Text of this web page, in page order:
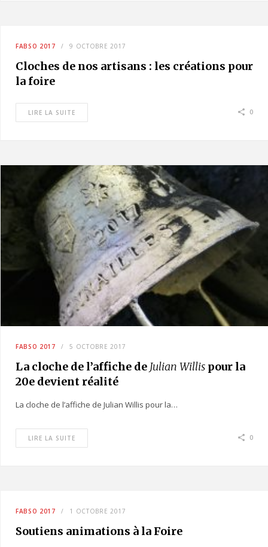
FABSO 2017 9 OCTOBRE 2017
Cloches de nos artisans : les créations pour
la foire
LIRE LA SUITE 0
FABSO 2017 5 OCTOBRE 2017
La cloche de l’affiche de Julian Willis pour la
20e devient réalité
La cloche de l’affiche de Julian Willis pour la…
LIRE LA SUITE 0
FABSO 2017 1 OCTOBRE 2017
Soutiens animations à la Foire